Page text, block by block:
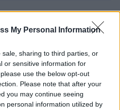
My Personal Information
sharing to third parties, or
or sensitive information for
use the below opt-out
Please note that after your
you may continue seeing
personal information utilized by
τις σημαντικές
στα αποτελέσματα
Google